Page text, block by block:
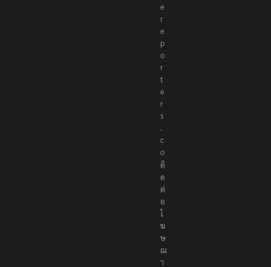
e
r
e
p
o
r
t
e
r
s
.
c
o
ติ
ด
ต่
อ
โ
ฆ
ษ
ณ
า